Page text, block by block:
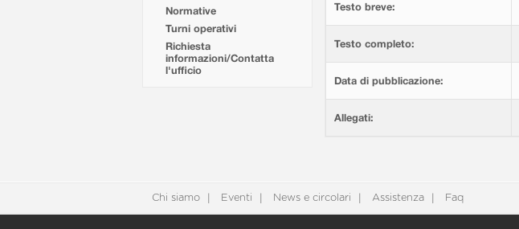
Normative
Turni operativi
Richiesta
informazioni/Contatta
l'ufficio
Testo breve:
Testo completo:
Data di pubblicazione:
Allegati:
Chi siamo Eventi News e circolari Assistenza Faq